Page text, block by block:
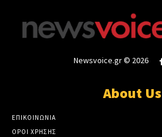
Newsvoice.gr © 2026
About Us
ΕΠΙΚΟΙΝΩΝΙΑ
ΟΡΟΙ ΧΡΗΣΗΣ